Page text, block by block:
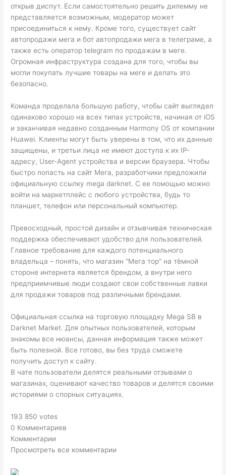
открыв диспут. Если самостоятельно решить дилемму не
представляется возможным, модератор может
присоединиться к нему. Кроме того, существует сайт
автопродажи мега и бот автопродажи мега в телеграме, а
также есть оператор telegram по продажам в меге.
Огромная инфраструктура создана для того, чтобы вы
могли покупать лучшие товары на меге и делать это
безопасно.
Команда проделала большую работу, чтобы сайт выглядел
одинаково хорошо на всех типах устройств, начиная от iOS
и заканчивая недавно созданным Harmony OS от компании
Huawei. Клиенты могут быть уверены в том, что их данные
защищены, и третьи лица не имеют доступа к их IP-
адресу, User-Agent устройства и версии браузера. Чтобы
быстро попасть на сайт Мега, разработчики предложили
официальную ссылку mega darknet. С ее помощью можно
войти на маркетплейс с любого устройства, будь то
планшет, телефон или персональный компьютер.
Превосходный, простой дизайн и отзывчивая техническая
поддержка обеспечивают удобство для пользователей.
Главное требование для каждого потенциального
владельца – понять, что магазин “Мега тор” на тёмной
стороне интернета является брендом, а внутри него
предприимчивые люди создают свои собственные лавки
для продажи товаров под различными брендами.
Официальная ссылка на торговую площадку Mega SB в
Darknet Market. Для опытных пользователей, которым
знакомы все нюансы, данная информация также может
быть полезной. Все готово, вы без труда сможете
получить доступ к сайту.
В чате пользователи делятся реальными отзывами о
магазинах, оценивают качество товаров и делятся своими
историями о спорных ситуациях.
193 850 votes
0 Комментариев
Комментарии
Просмотреть все комментарии